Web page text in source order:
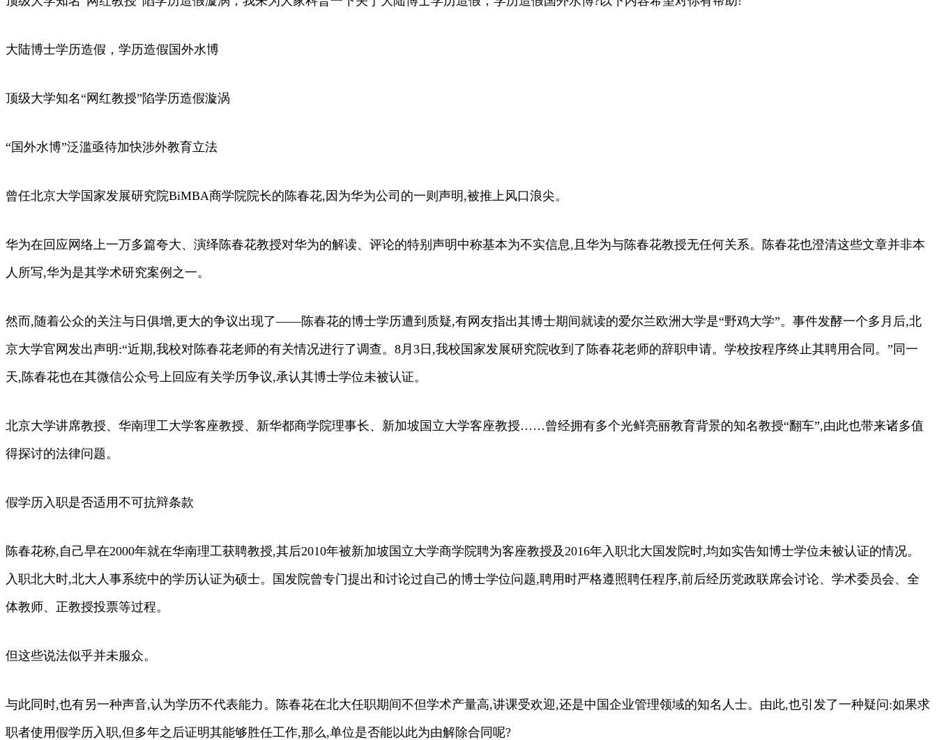
大陆博士学历造假，学历造假国外水博
顶级大学知名“网红教授”陷学历造假漩涡
“国外水博”泛滥亟待加快涉外教育立法
曾任北京大学国家发展研究院BiMBA商学院院长的陈春花,因为华为公司的一则声明,被推上风口浪尖。
华为在回应网络上一万多篇夸大、演绎陈春花教授对华为的解读、评论的特别声明中称基本为不实信息,且华为与陈春花教授无任何关系。陈春花也澄清这些文章并非本
人所写,华为是其学术研究案例之一。
然而,随着公众的关注与日俱增,更大的争议出现了——陈春花的博士学历遭到质疑,有网友指出其博士期间就读的爱尔兰欧洲大学是“野鸡大学”。事件发酵一个多月后,北
京大学官网发出声明:“近期,我校对陈春花老师的有关情况进行了调查。8月3日,我校国家发展研究院收到了陈春花老师的辞职申请。学校按程序终止其聘用合同。”同一
天,陈春花也在其微信公众号上回应有关学历争议,承认其博士学位未被认证。
北京大学讲席教授、华南理工大学客座教授、新华都商学院理事长、新加坡国立大学客座教授……曾经拥有多个光鲜亮丽教育背景的知名教授“翻车”,由此也带来诸多值
得探讨的法律问题。
假学历入职是否适用不可抗辩条款
陈春花称,自己早在2000年就在华南理工获聘教授,其后2010年被新加坡国立大学商学院聘为客座教授及2016年入职北大国发院时,均如实告知博士学位未被认证的情况。
入职北大时,北大人事系统中的学历认证为硕士。国发院曾专门提出和讨论过自己的博士学位问题,聘用时严格遵照聘任程序,前后经历党政联席会讨论、学术委员会、全
体教师、正教授投票等过程。
但这些说法似乎并未服众。
与此同时,也有另一种声音,认为学历不代表能力。陈春花在北大任职期间不但学术产量高,讲课受欢迎,还是中国企业管理领域的知名人士。由此,也引发了一种疑问:如果求
职者使用假学历入职,但多年之后证明其能够胜任工作,那么,单位是否能以此为由解除合同呢?